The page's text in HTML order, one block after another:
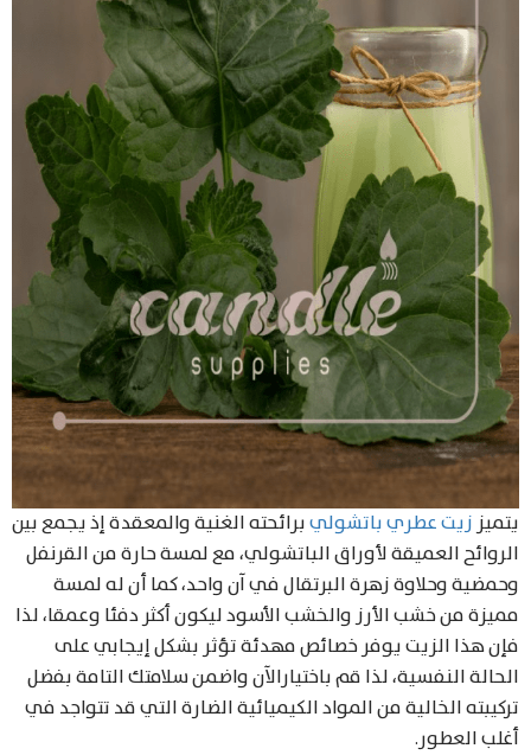
Products
search
يتميز زيت عطري باتشوليبرائحته الغنية والمعقدة إذ يجمع بين
الروائح العميقة لأوراق الباتشولي، مع لمسة حارة من القرنفل
وحمضية وحلاوة زهرة البرتقال في آن واحد، كما أن له لمسة
مميزة من خشب الأرز والخشب الأسود ليكون أكثر دفئا وعمقا، لذا
فإن هذا الزيت يوفر خصائص مهدئة تؤثر بشكل إيجابي على
الحالة النفسية، لذا قم باختيارالآن واضمن سلامتك التامة بفضل
تركيبته الخالية من المواد الكيميائية الضارة التي قد تتواجد في
أغلب العطور.